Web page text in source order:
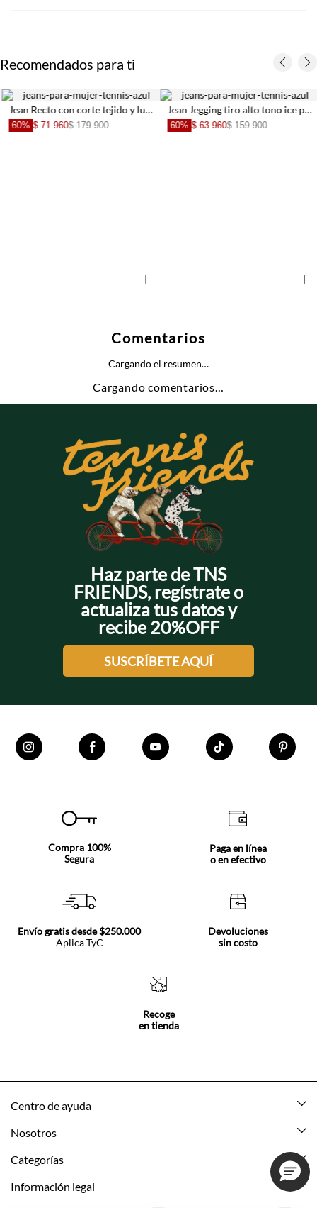
Recomendados para ti
+
Jean Recto con corte tejido y lurex en pretina para mujer
60% $ 71.960$ 179.900
+
Jean Jegging tiro alto tono ice para mujer
60% $ 63.960$ 159.900
Comentarios
Cargando el resumen…
Cargando comentarios…
Haz parte de TNS
FRIENDS, regístrate o
actualiza tus datos y
recibe 20%OFF
SUSCRÍBETE AQUÍ
Compra 100%
Segura
Paga en línea
o en efectivo
Envío gratis desde $250.000
Aplica TyC
Devoluciones
sin costo
Recoge
en tienda
Centro de ayuda
Mis pedidos
Nosotros
Acerca de Tennis
Categorías
Nuevo
Información legal